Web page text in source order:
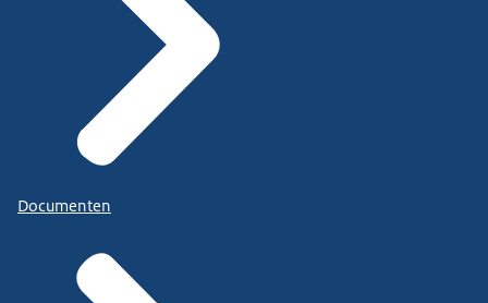
Documenten